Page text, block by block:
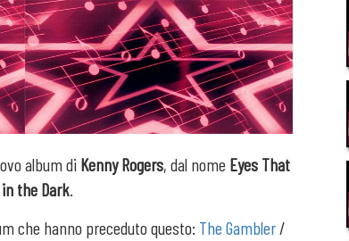
album di Kenny Rogers, dal nome Eyes That
in the Dark.
che hanno preceduto questo: The Gambler/